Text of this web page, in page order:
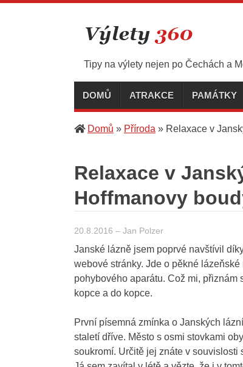
content
Tipy na výlety nejen po Čechách a
DOMŮ ATRAKCE PAMÁTKY
Domů » Příroda » Relaxace v
Relaxace v
Hoffmanovy
20.8.2016 – Jan Polzer
Janské lázně jsem poprvé navštívil
webové stránky. Jde o pěkné
pohybového aparátu. Což mi,
kopce a do kopce.
První písemná zmínka o Janských
staletí dříve. Město s osmi stovkami
soukromí. Určitě jej znáte v souvislosti